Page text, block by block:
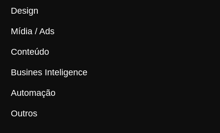
Design
Mídia / Ads
Conteúdo
Busines Inteligence
Automação
Outros